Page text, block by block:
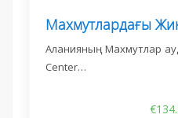
Аланияның Махмутлар
Center…